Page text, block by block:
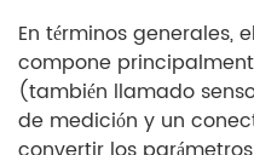
En términos generales,
compone
(también llamado
de medición y un